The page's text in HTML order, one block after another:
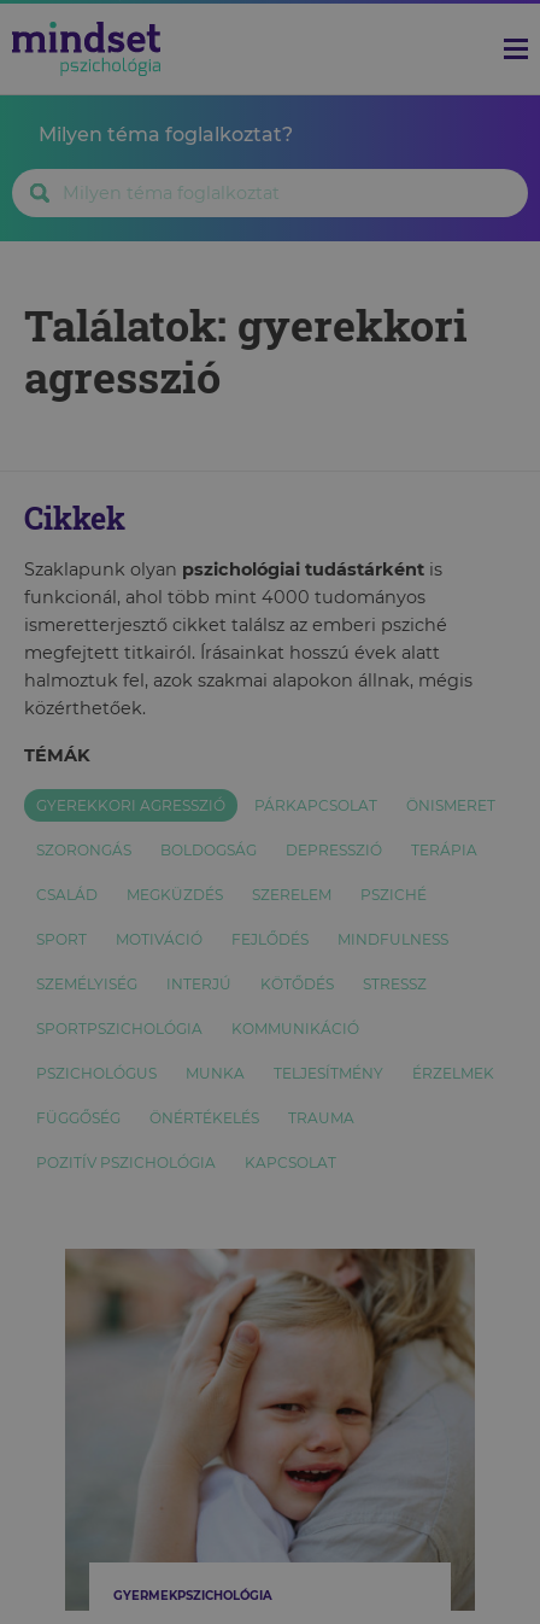
Milyen téma foglalkoztat?
Találatok: gyerekkori
agresszió
Cikkek
Szaklapunk olyan pszichológiai tudástárként is
funkcionál, ahol több mint 4000 tudományos
ismeretterjesztő cikket találsz az emberi psziché
megfejtett titkairól. Írásainkat hosszú évek alatt
halmoztuk fel, azok szakmai alapokon állnak, mégis
közérthetőek.
TÉMÁK
GYEREKKORI AGRESSZIÓ PÁRKAPCSOLAT ÖNISMERET
SZORONGÁS BOLDOGSÁG DEPRESSZIÓ TERÁPIA
CSALÁD MEGKÜZDÉS SZERELEM PSZICHÉ
SPORT MOTIVÁCIÓ FEJLŐDÉS MINDFULNESS
SZEMÉLYISÉG INTERJÚ KÖTŐDÉS STRESSZ
SPORTPSZICHOLÓGIA KOMMUNIKÁCIÓ
PSZICHOLÓGUS MUNKA TELJESÍTMÉNY ÉRZELMEK
FÜGGŐSÉG ÖNÉRTÉKELÉS TRAUMA
POZITÍV PSZICHOLÓGIA KAPCSOLAT
GYERMEKPSZICHOLÓGIA